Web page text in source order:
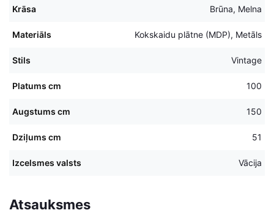
Krāsa Brūna, Melna
Materiāls Kokskaidu plātne (MDP), Metāls
Stils Vintage
Platums cm 100
Augstums cm 150
Dziļums cm 51
Izcelsmes valsts Vācija
Atsauksmes